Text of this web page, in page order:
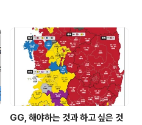
GG, 해야하는 것과 하고 싶은 것